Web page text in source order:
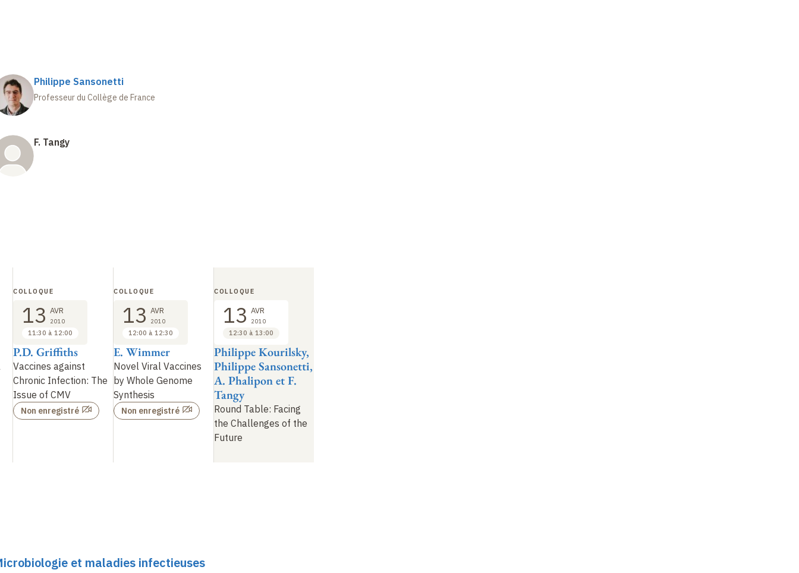
Philippe Sansonetti
Professeur du Collège de France
F. Tangy
Vaccines against
Chronic Infection: The
Issue of CMV
P.D. Griffiths
COLLOQUE
13 AVR
2010
11:30 à 12:00
Non enregistré
Novel Viral Vaccines
by Whole Genome
Synthesis
E. Wimmer
COLLOQUE
13 AVR
2010
12:00 à 12:30
Non enregistré
Round Table: Facing
the Challenges of the
Future
Philippe Kourilsky,
Philippe Sansonetti,
A. Phalipon et F.
Tangy
COLLOQUE
13 AVR
2010
12:30 à 13:00
et maladies infectieuses